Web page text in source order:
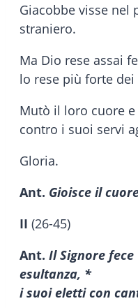
Giacobbe visse nel
straniero.
Ma Dio rese assai
lo rese più forte
Mutò il loro cuore
contro i suoi servi
Gloria.
Ant. Gioisce il
II (26-45)
Ant. Il Signore
esultanza, *
i suoi eletti con